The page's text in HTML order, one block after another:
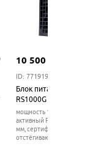
10 500
ID: 771919
Блок питания 1000W Lian
RS1000G Black
мощность 1000 Вт, ATX12V 3.1,
активный PFC, вентилятор 135
мм, cертификат 80 PLUS Gold,
отстёгивающиеся кабели